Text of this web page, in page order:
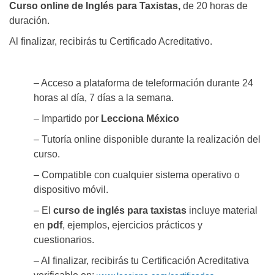
Curso online de Inglés para Taxistas, de 20 horas de
duración.
Al finalizar, recibirás tu Certificado Acreditativo.
– Acceso a plataforma de teleformación durante 24
horas al día, 7 días a la semana.
– Impartido por Lecciona México
– Tutoría online disponible durante la realización del
curso.
– Compatible con cualquier sistema operativo o
dispositivo móvil.
– El curso de inglés para taxistas incluye material
en pdf, ejemplos, ejercicios prácticos y
cuestionarios.
– Al finalizar, recibirás tu Certificación Acreditativa